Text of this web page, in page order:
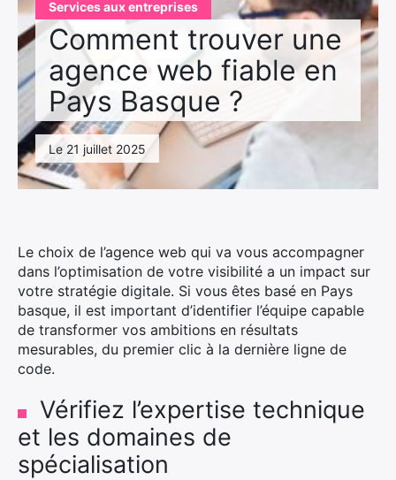
Services aux entreprises
Comment trouver une
agence web fiable en
Pays Basque ?
Le 21 juillet 2025
Le choix de l’agence web qui va vous accompagner
dans l’optimisation de votre visibilité a un impact sur
votre stratégie digitale. Si vous êtes basé en Pays
basque, il est important d’identifier l’équipe capable
de transformer vos ambitions en résultats
mesurables, du premier clic à la dernière ligne de
code.
Vérifiez l’expertise technique
et les domaines de
spécialisation